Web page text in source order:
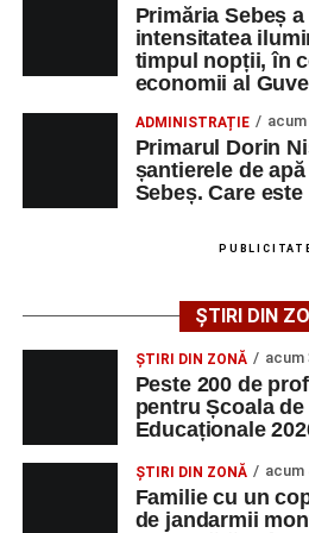
apelului la economii al
Duminică, 23 august
cea de-a III-a ediție a
de Sebeș”
Primul concert din cadrul
2026 a adus emoție și
au venit la Sebeș și au
tinerilor muzicieni și munca
spectatorii au răsplătit prestațiile
Primăria Sebeș
intensitatea
timpul nopții, în
economii al
ADMINISTRAȚIE
Primarul Dorin
șantierele de
Sebeș. Care
ȘTIRI DIN
ȘTIRI DIN ZONĂ acum
Peste 200 de
pentru Școala
Educaționale
ȘTIRI DIN ZONĂ acum
Familie cu un
de jandarmii